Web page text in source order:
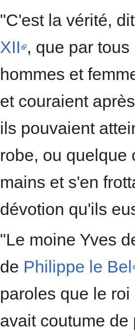
"C'est la vérité,
XII , que par
hommes et
et couraient
ils pouvaient
robe, ou quelque
mains et s'en
dévotion qu'ils
"Le moine Yves
de Philippe le Bel
paroles que le
avait coutume